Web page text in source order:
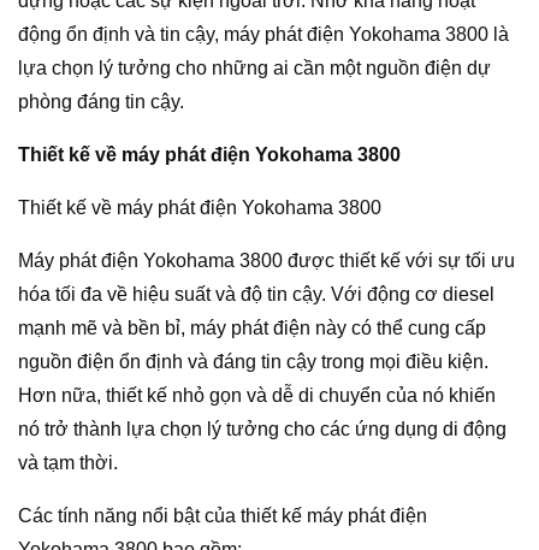
động ổn định và tin cậy, máy phát điện Yokohama 3800 là
lựa chọn lý tưởng cho những ai cần một nguồn điện dự
phòng đáng tin cậy.
Thiết kế về máy phát điện Yokohama 3800
Thiết kế về máy phát điện Yokohama 3800
Máy phát điện Yokohama 3800 được thiết kế với sự tối ưu
hóa tối đa về hiệu suất và độ tin cậy. Với động cơ diesel
mạnh mẽ và bền bỉ, máy phát điện này có thể cung cấp
nguồn điện ổn định và đáng tin cậy trong mọi điều kiện.
Hơn nữa, thiết kế nhỏ gọn và dễ di chuyển của nó khiến
nó trở thành lựa chọn lý tưởng cho các ứng dụng di động
và tạm thời.
Các tính năng nổi bật của thiết kế máy phát điện